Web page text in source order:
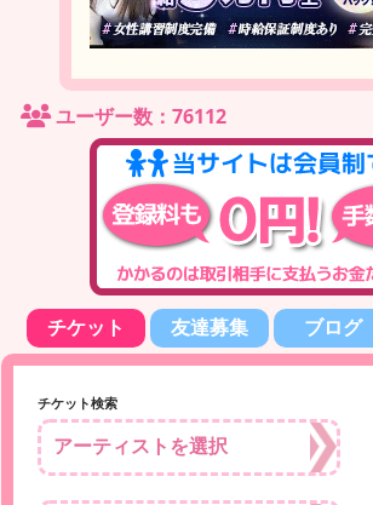
ユーザー数：76112
チケット 友達募集 ブログ
チケット検索